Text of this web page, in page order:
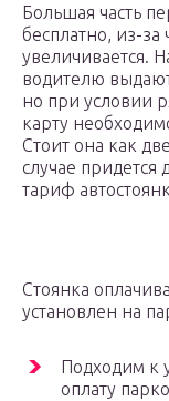
Большая часть
бесплатно, из-за
увеличивается.
водителю
но при условии
карту
Стоит она как две
случае придется
тариф
Стоянка
установлен на
Подходим к
оплату